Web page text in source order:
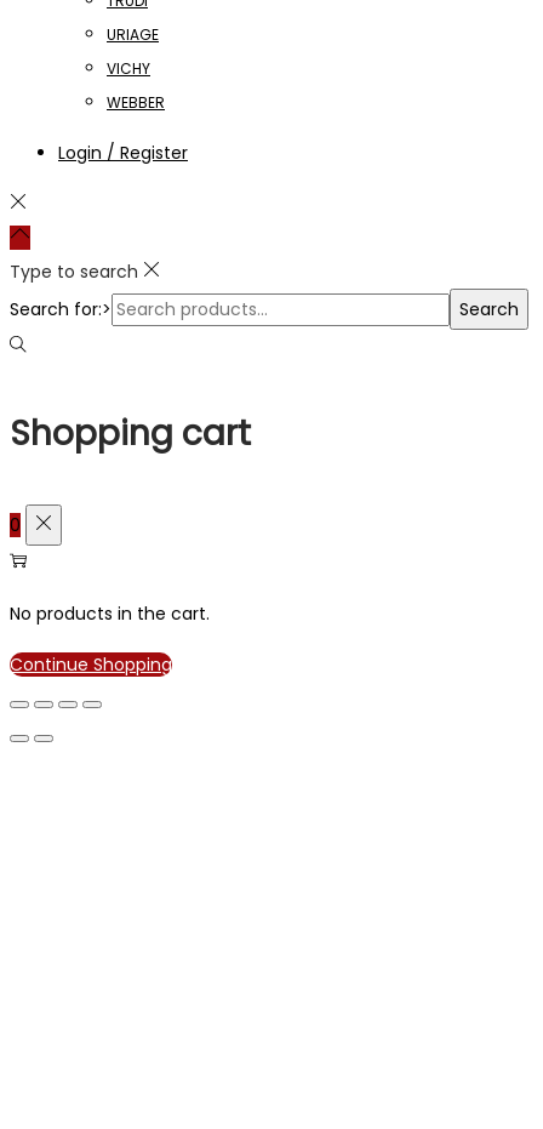
URIAGE
VICHY
WEBBER
Login / Register
Type to search
Search for:>
Search
Shopping cart
0
No products in the cart.
Continue Shopping